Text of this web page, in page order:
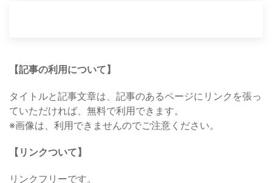
【記事の利用について】
タイトルと記事文章は、記事のあるページにリンクを張っ
ていただければ、無料で利用できます。
※画像は、利用できませんのでご注意ください。
【リンクついて】
リンクフリーです。